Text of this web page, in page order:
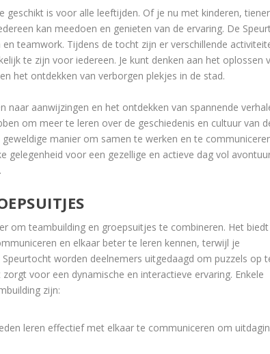
geschikt is voor alle leeftijden. Of je nu met kinderen,
kan meedoen en genieten van de ervaring. De
teamwork. Tijdens de tocht zijn er verschillende
te zijn voor iedereen. Je kunt denken aan het oplossen
het ontdekken van verborgen plekjes in de stad.
naar aanwijzingen en het ontdekken van spannende
om meer te leren over de geschiedenis en cultuur van
manier om samen te werken en te
gelegenheid voor een gezellige en actieve dag vol
om teambuilding en groepsuitjes te combineren. Het
en elkaar beter te leren kennen, terwijl je
worden deelnemers uitgedaagd om puzzels op
voor een dynamische en interactieve ervaring. Enkele
zijn:
leren effectief met elkaar te communiceren om